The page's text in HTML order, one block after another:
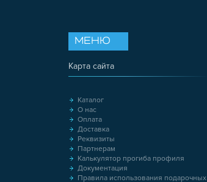
МЕНЮ
Карта сайта
Каталог
О нас
Оплата
Доставка
Реквизиты
Партнерам
Калькулятор прогиба профиля
Документация
Правила использования подарочных